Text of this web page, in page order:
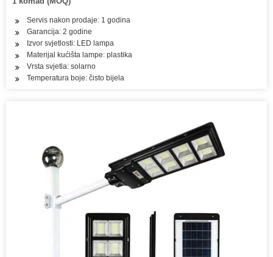
Servis nakon prodaje: 1 godina
Garancija: 2 godine
Izvor svjetlosti: LED lampa
Materijal kućišta lampe: plastika
Vrsta svjetla: solarno
Temperatura boje: čisto bijela